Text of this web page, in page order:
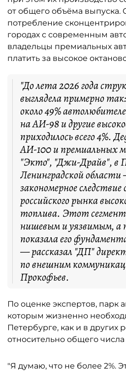
от общего объёма выпуска.
потребление
городах с современным
владельцы премиальных
платить за высокое
"До лета 2026 года
выглядела примерно
около 49%
на АИ-98 и другие
приходилось всего 4%.
АИ-100 и премиальных
"Экто", "Джи-Драйв", в
Ленинградской
закономерное
российского рынка
топлива. Этот сегмент
нишевым и уязвимым,
показала его
— рассказал "ДП"
по внешним
Прокофьев.
По оценке экспертов, парк
которым жизненно
Петербурге, как и в других
относительно общего
"Я думаю, что не более 2%.